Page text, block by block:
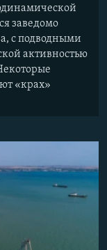
заведомо
с подводными
активностью
«крах»